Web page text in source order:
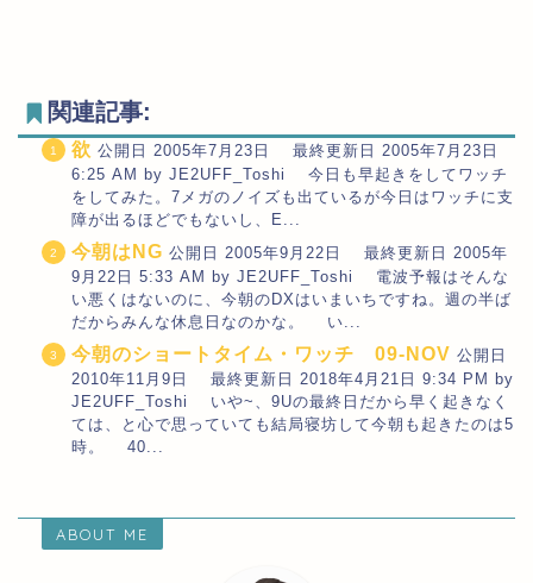
関連記事:
欲 公開日 2005年7月23日 最終更新日 2005年7月23日
6:25 AM by JE2UFF_Toshi 今日も早起きをしてワッチ
をしてみた。7メガのノイズも出ているが今日はワッチに支
障が出るほどでもないし、E...
今朝はNG 公開日 2005年9月22日 最終更新日 2005年
9月22日 5:33 AM by JE2UFF_Toshi 電波予報はそんな
い悪くはないのに、今朝のDXはいまいちですね。週の半ば
だからみんな休息日なのかな。 い...
今朝のショートタイム・ワッチ 09-NOV 公開日
2010年11月9日 最終更新日 2018年4月21日 9:34 PM by
JE2UFF_Toshi いや~、9Uの最終日だから早く起きなく
ては、と心で思っていても結局寝坊して今朝も起きたのは5
時。 40...
ABOUT ME